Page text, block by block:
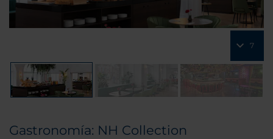
7
Gastronomía: NH Collection